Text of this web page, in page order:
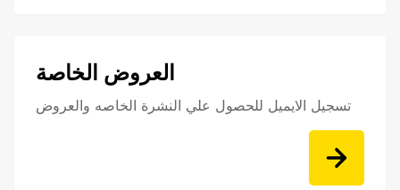
العروض الخاصة
تسجيل الايميل للحصول علي النشرة الخاصه والعروض